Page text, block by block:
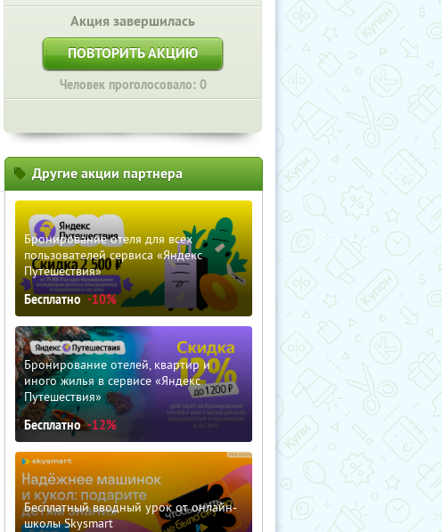
Акция завершилась
ПОВТОРИТЬ АКЦИЮ
Человек проголосовало: 0
Другие акции партнера
Бронирование отеля для всех
пользователей сервиса «Яндекс
Путешествия»
Бесплатно -10%
Бронирование отелей, квартир и
иного жилья в сервисе «Яндекс
Путешествия»
Бесплатно -12%
Бесплатный вводный урок от онлайн-
школы Skysmart